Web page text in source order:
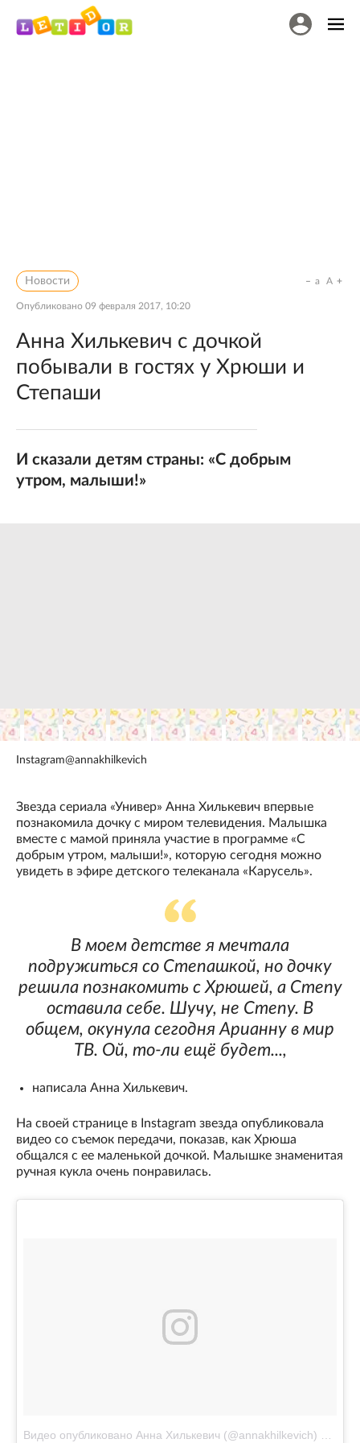
Новости
Опубликовано 09 февраля 2017, 10:20
a A
Анна Хилькевич с дочкой
побывали в гостях у Хрюши и
Степаши
И сказали детям страны: «С добрым
утром, малыши!»
Instagram@annakhilkevich
Звезда сериала «Универ» Анна Хилькевич впервые
познакомила дочку с миром телевидения. Малышка
вместе с мамой приняла участие в программе «С
добрым утром, малыши!», которую сегодня можно
увидеть в эфире детского телеканала «Карусель».
В моем детстве я мечтала
подружиться со Степашкой, но дочку
решила познакомить с Хрюшей, а Степу
оставила себе. Шучу, не Степу. В
общем, окунула сегодня Арианну в мир
ТВ. Ой, то-ли ещё будет...,
написала Анна Хилькевич.
На своей странице в Instagram звезда опубликовала
видео со съемок передачи, показав, как Хрюша
общался с ее маленькой дочкой. Малышке знаменитая
ручная кукла очень понравилась.
Видео опубликовано Анна Хилькевич (@annakhilkevich)